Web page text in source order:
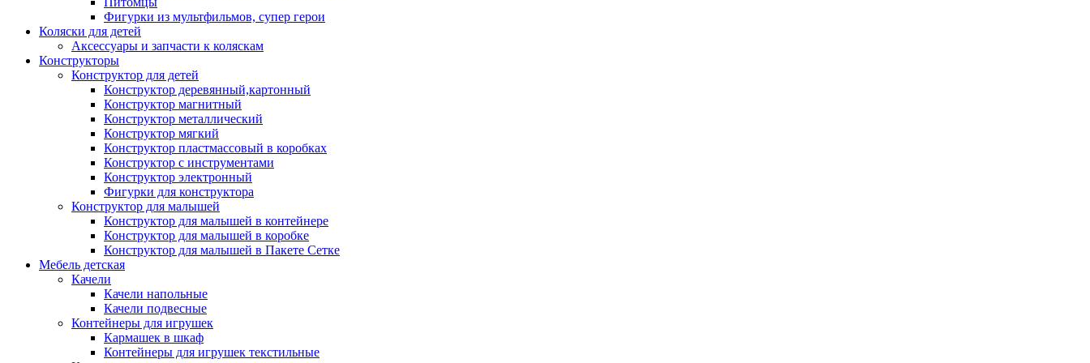
Фигурки из мультфильмов, супер герои
Коляски для детей
Аксессуары и запчасти к коляскам
Конструкторы
Конструктор для детей
Конструктор деревянный,картонный
Конструктор магнитный
Конструктор металлический
Конструктор мягкий
Конструктор пластмассовый в коробках
Конструктор с инструментами
Конструктор электронный
Фигурки для конструктора
Конструктор для малышей
Конструктор для малышей в контейнере
Конструктор для малышей в коробке
Конструктор для малышей в Пакете Сетке
Мебель детская
Качели
Качели напольные
Качели подвесные
Контейнеры для игрушек
Кармашек в шкаф
Контейнеры для игрушек текстильные